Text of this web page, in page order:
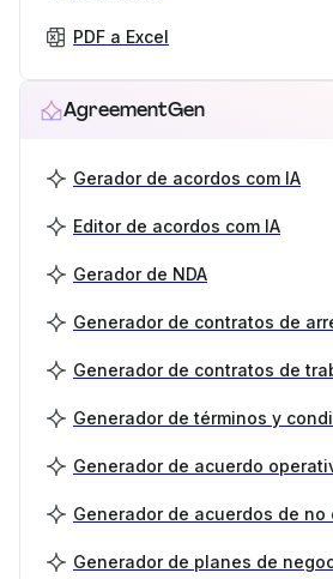
PDF a Excel
AgreementGen
Gerador de acordos com IA
Editor de acordos com IA
Gerador de NDA
Generador de contratos de
Generador de contratos de
Generador de términos y
Generador de acuerdo
Generador de acuerdos de no
Generador de planes de